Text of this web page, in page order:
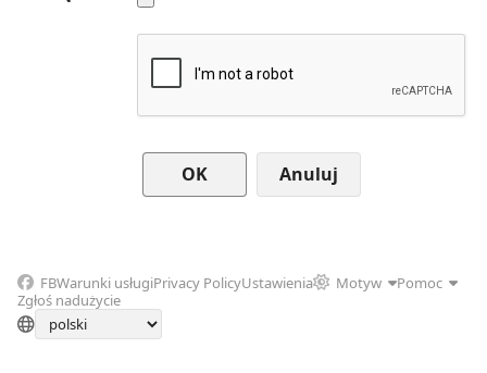
Anuluj
FBWarunki usługiPrivacy PolicyUstawienia Motyw
Pomoc
Zgłoś nadużycie